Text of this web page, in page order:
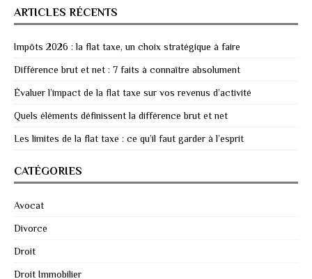
ARTICLES RÉCENTS
Impôts 2026 : la flat taxe, un choix stratégique à faire
Différence brut et net : 7 faits à connaître absolument
Évaluer l’impact de la flat taxe sur vos revenus d’activité
Quels éléments définissent la différence brut et net
Les limites de la flat taxe : ce qu’il faut garder à l’esprit
CATÉGORIES
Avocat
Divorce
Droit
Droit Immobilier